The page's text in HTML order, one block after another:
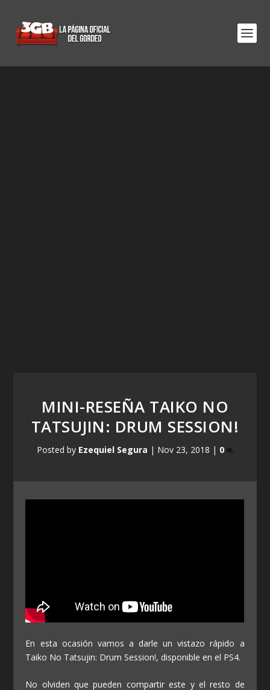
MINI-RESEÑA TAIKO NO
TATSUJIN: DRUM SESSION!
Posted by Ezequiel Segura | Nov 23, 2018 | 0
En esta ocasión vamos a darle un vistazo rápido a
Taiko No Tatsujin: Drum Session!, disponible en el PS4.
No olviden que pueden compartir este y el resto de